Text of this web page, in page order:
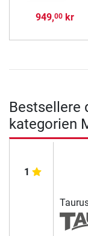
949,00kr
Bestsellere
kategorien
1